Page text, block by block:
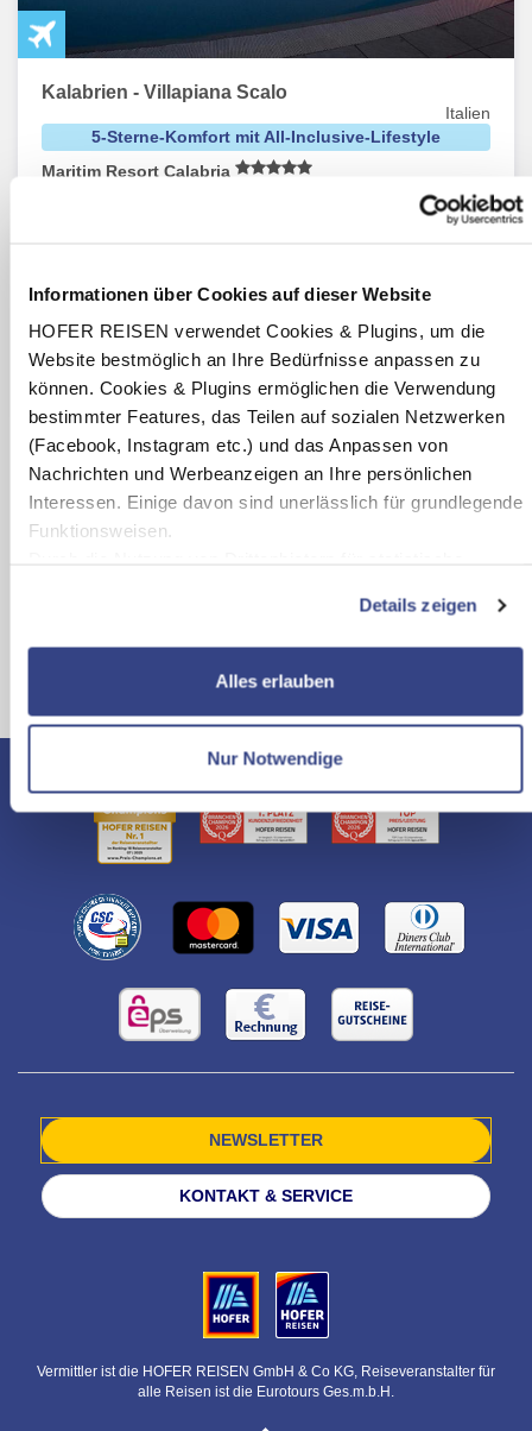
Informationen über Cookies auf dieser Website
HOFER REISEN verwendet Cookies & Plugins, um die
Website bestmöglich an Ihre Bedürfnisse anpassen zu
können. Cookies & Plugins ermöglichen die Verwendung
bestimmter Features, das Teilen auf sozialen Netzwerken
(Facebook, Instagram etc.) und das Anpassen von
Nachrichten und Werbeanzeigen an Ihre persönlichen
Interessen. Einige davon sind unerlässlich für grundlegende
Funktionsweisen.
zusätzliche Dienste bzw. Technologien von Drittanbietern
nutzen und uns sowie Dritten weitere Personalisierungen
ermöglichen, dabei kommt es auch zu Übermittlungen Ihrer
Mit Klick auf "Alles erlauben" stimmen Sie der Verwendung
der Cookies & Plugins auf unseren Webseiten zu.
Details zeigen
Alles erlauben
Nur Notwendige
Kalabrien - Villapiana Scalo
Italien
5-Sterne-Komfort mit All-Inclusive-Lifestyle
Maritim Resort Calabria
pro Person
ab € 1.829,-
Zum Angebot
NEWSLETTER
KONTAKT & SERVICE
Vermittler ist die HOFER REISEN GmbH & Co KG, Reiseveranstalter für
alle Reisen ist die Eurotours Ges.m.b.H.